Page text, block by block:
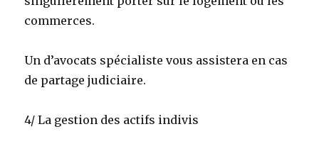
commerces.
Un d’avocats spécialiste vous assistera en cas
de partage judiciaire.
4/ La gestion des actifs indivis